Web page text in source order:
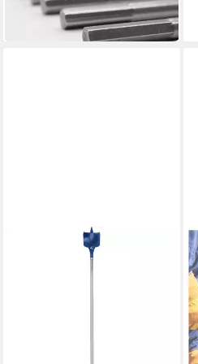
10,41 €
in 5-6 Werktagen bei dir